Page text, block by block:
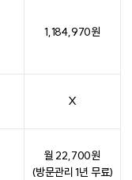
1,184,970원
X
월 22,700원
(방문관리 1년 무료)